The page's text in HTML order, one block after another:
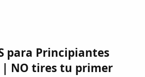
para Principiantes
| NO tires tu primer